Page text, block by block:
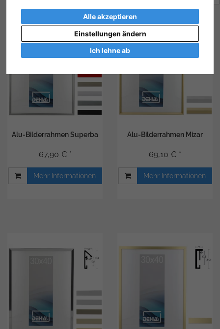
Alle akzeptieren
Ich lehne ab
Einstellungen ändern
Alu-Bilderrahmen Superba
67,90 € *
Mehr Informationen
Alu-Bilderrahmen Mizar
69,10 € *
Mehr Informationen